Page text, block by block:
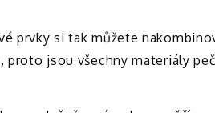
prvky si tak můžete
jsou všechny materiály